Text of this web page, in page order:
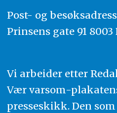
Post- og
Prinsens gate 91 8003
Vi arbeider etter
Vær varsom-
presseskikk. Den